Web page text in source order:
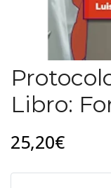
Libro:
25,20€